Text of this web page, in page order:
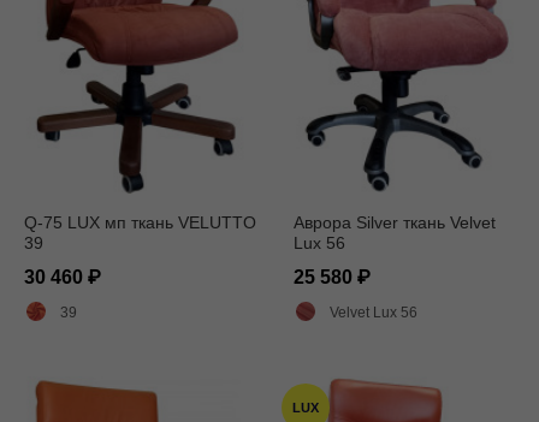
Q-75 LUX мп ткань VELUTTO
39
30 460
39
Аврора Silver ткань Velvet
Lux 56
25 580
Velvet Lux 56
LUX